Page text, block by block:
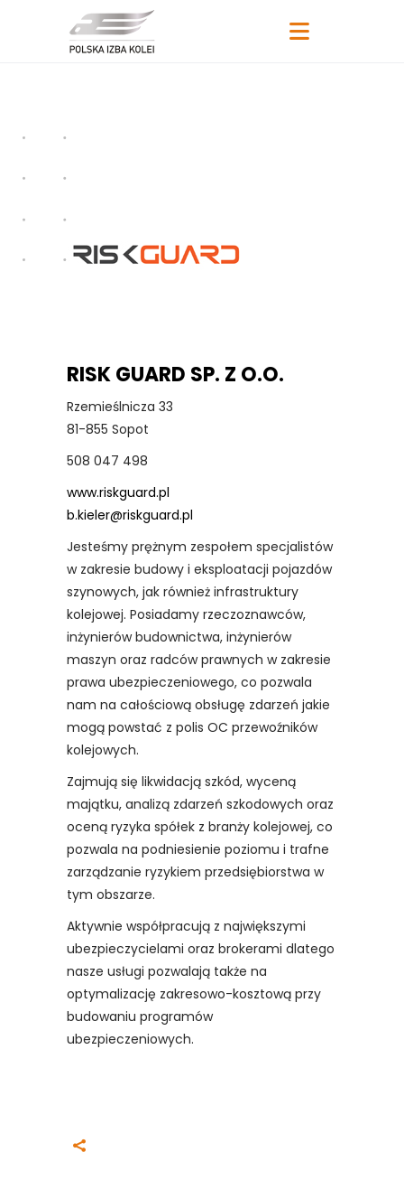
RISK GUARD SP. Z O.O.
Rzemieślnicza 33
81-855 Sopot
508 047 498
www.riskguard.pl
b.kieler@riskguard.pl
Jesteśmy prężnym zespołem specjalistów
w zakresie budowy i eksploatacji pojazdów
szynowych, jak również infrastruktury
kolejowej. Posiadamy rzeczoznawców,
inżynierów budownictwa, inżynierów
maszyn oraz radców prawnych w zakresie
prawa ubezpieczeniowego, co pozwala
nam na całościową obsługę zdarzeń jakie
mogą powstać z polis OC przewoźników
kolejowych.
Zajmują się likwidacją szkód, wyceną
majątku, analizą zdarzeń szkodowych oraz
oceną ryzyka spółek z branży kolejowej, co
pozwala na podniesienie poziomu i trafne
zarządzanie ryzykiem przedsiębiorstwa w
tym obszarze.
Aktywnie współpracują z największymi
ubezpieczycielami oraz brokerami dlatego
nasze usługi pozwalają także na
optymalizację zakresowo-kosztową przy
budowaniu programów
ubezpieczeniowych.